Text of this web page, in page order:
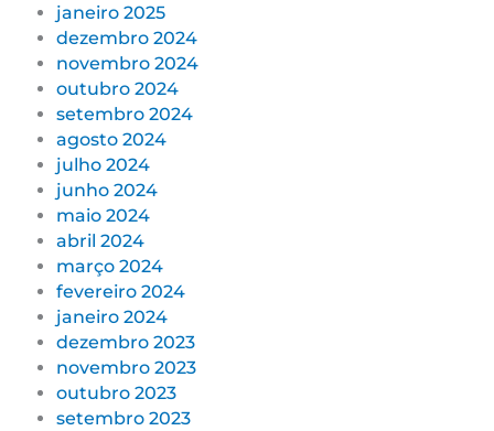
janeiro 2025
dezembro 2024
novembro 2024
outubro 2024
setembro 2024
agosto 2024
julho 2024
junho 2024
maio 2024
abril 2024
março 2024
fevereiro 2024
janeiro 2024
dezembro 2023
novembro 2023
outubro 2023
setembro 2023